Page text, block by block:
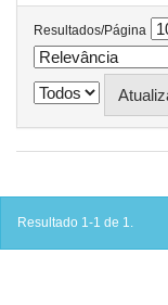
Resultados/Página
Resultado 1-1 de 1.